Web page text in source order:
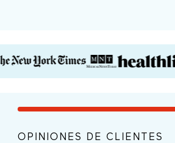
OPINIONES DE CLIENTES